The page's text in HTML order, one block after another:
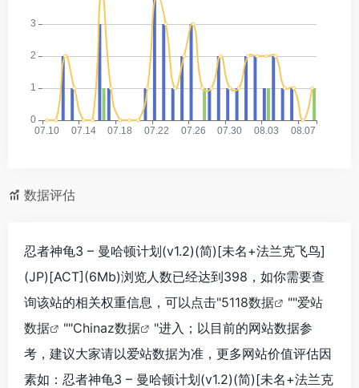
数据评估
忍者神龟3 – 曼哈顿计划(v1.2)(简)[未名+法兰克飞鸟]
(JP)[ACT](6Mb)浏览人数已经达到398，如你需要查
询该站的相关权重信息，可以点击"5118数据 ""爱站
数据
""Chinaz数据
"进入；以目前的网站数据参
考，建议大家请以爱站数据为准，更多网站价值评估因
素如：忍者神龟3 – 曼哈顿计划(v1.2)(简)[未名+法兰克